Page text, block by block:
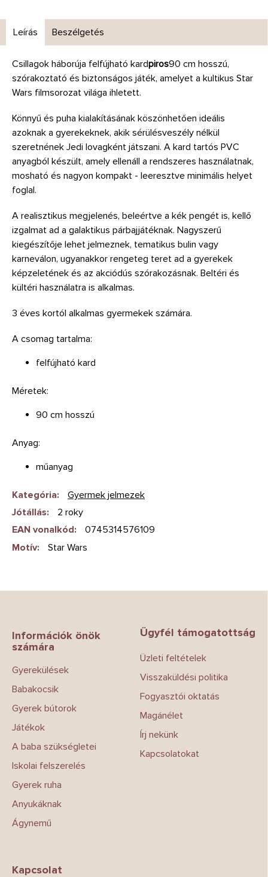
Leírás Beszélgetés
Csillagok háborúja felfújható kardpiros90 cm hosszú,
szórakoztató és biztonságos játék, amelyet a kultikus Star
Wars filmsorozat világa ihletett.
Könnyű és puha kialakításának köszönhetően ideális
azoknak a gyerekeknek, akik sérülésveszély nélkül
szeretnének Jedi lovagként játszani. A kard tartós PVC
anyagból készült, amely ellenáll a rendszeres használatnak,
mosható és nagyon kompakt - leeresztve minimális helyet
foglal.
A realisztikus megjelenés, beleértve a kék pengét is, kellő
izgalmat ad a galaktikus párbajjátéknak. Nagyszerű
kiegészítője lehet jelmeznek, tematikus bulin vagy
karneválon, ugyanakkor rengeteg teret ad a gyerekek
képzeletének és az akciódús szórakozásnak. Beltéri és
kültéri használatra is alkalmas.
3 éves kortól alkalmas gyermekek számára.
A csomag tartalma:
felfújható kard
Méretek:
90 cm hosszú
Anyag:
műanyag
Kategória:
Gyermek jelmezek
Jótállás:
2 roky
EAN vonalkód:
0745314576109
Motív: Star Wars
Információk önök
számára
Gyerekülések
Babakocsik
Gyerek bútorok
Játékok
A baba szükségletei
Iskolai felszerelés
Gyerek ruha
Anyukáknak
Ágynemű
Ügyfél támogatottság
Üzleti feltételek
Visszaküldési politika
Fogyasztói oktatás
Magánélet
Írj nekünk
Kapcsolatokat
Kapcsolat